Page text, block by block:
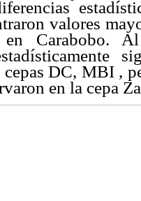
valores
Carabobo.
cepas DC, MBI ,
en la cepa